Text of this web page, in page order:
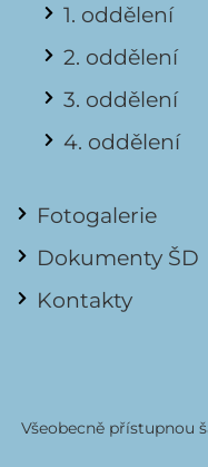
1. oddělení
2. oddělení
3. oddělení
4. oddělení
Fotogalerie
Dokumenty ŠD
Kontakty
Všeobecně přístupnou